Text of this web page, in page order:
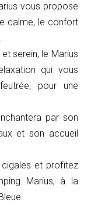
vous propose
calme, le confort
serein, le Marius
qui vous
pour une
par son
et son accueil
et profitez
Marius, à la